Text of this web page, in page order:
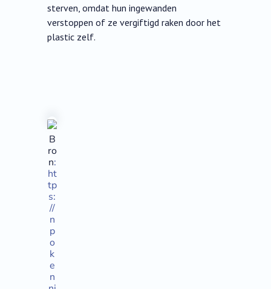
sterven, omdat hun ingewanden
verstoppen of ze vergiftigd raken door het
plastic zelf.
B
ro
n:
ht
tp
s:
//
n
p
o
k
e
n